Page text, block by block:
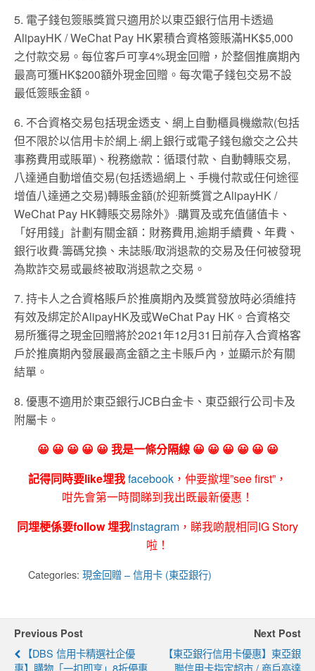
5. 電子錢包簽賬獎賞只適用於以東亞銀行信用卡透過
AlipayHK / WeChat Pay HK累積合資格簽賬滿HK$5,000
之付款交易。每位客戶可享4%現金回贈，於整個推廣期內
最高可獲HK$200額外現金回贈。每次電子錢包交易不設
最低簽賬金額。
6. 不合資格交易包括現金透支、網上自動櫃員機繳款(包括
但不限於以信用卡於網上·網上銀行或電子錢包繳交之公共
事務費用或賬單)、稅務繳款：循環付款、自動轉賬交易,
八達通自動增值交易(包括透過網上、手機付款或任何途徑
增值八達通之交易)轉賬金額(於迎新獎賞之AlipayHK /
WeChat Pay HK轉賬交易除外》·購買及或充值儲值卡、
「好用錢」計劃有關金額：財務費用,逾期手續費、年費、
銀行收費·籌碼兌換、未誌賬/取消退款的交易及任何被發現
為欺詐交易或最終被取消退款之交易。
7. 持卡人之合資格賬戶於推廣期內及獎賞發放時必須維持
有效及綁定於AlipayHK及或WeChat Pay HK。合資格交
易所獲得之現金回贈將於2021年12月31日前存入合資格客
戶於推廣期內發展最高金額之主卡賬戶內，並顯示於有關
結單。
8. 優惠不適用於東亞銀行JCB白金卡、東亞銀行公司卡及
附屬卡。
😀 😀 😀 😀 😀 我是一條分隔線 😀 😀 😀 😀 😀 😀
記得同時要like埋我facebook ，仲要撳埋”see first”，
咁先會第一時間睇到我出既最新優惠！
同埋梗係要follow 埋我Instagram ，睇我啲靚相同IG Story
啦！
Categories: 現金回贈 – 信用卡 (東亞銀行)
Previous Post
【DBS 信用卡精選社企優
惠】購物「一扣即享」8折優惠
Next Post
【東亞銀行信用卡優惠】東亞銀
聯信用卡指定超市 / 商戶高達